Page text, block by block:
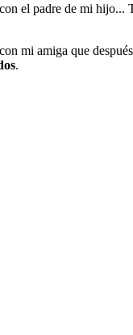
el padre de mi hijo...
mi amiga que
.